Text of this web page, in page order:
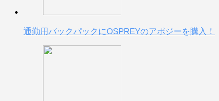
通勤用バックパックにOSPREYのアポジーを購入！